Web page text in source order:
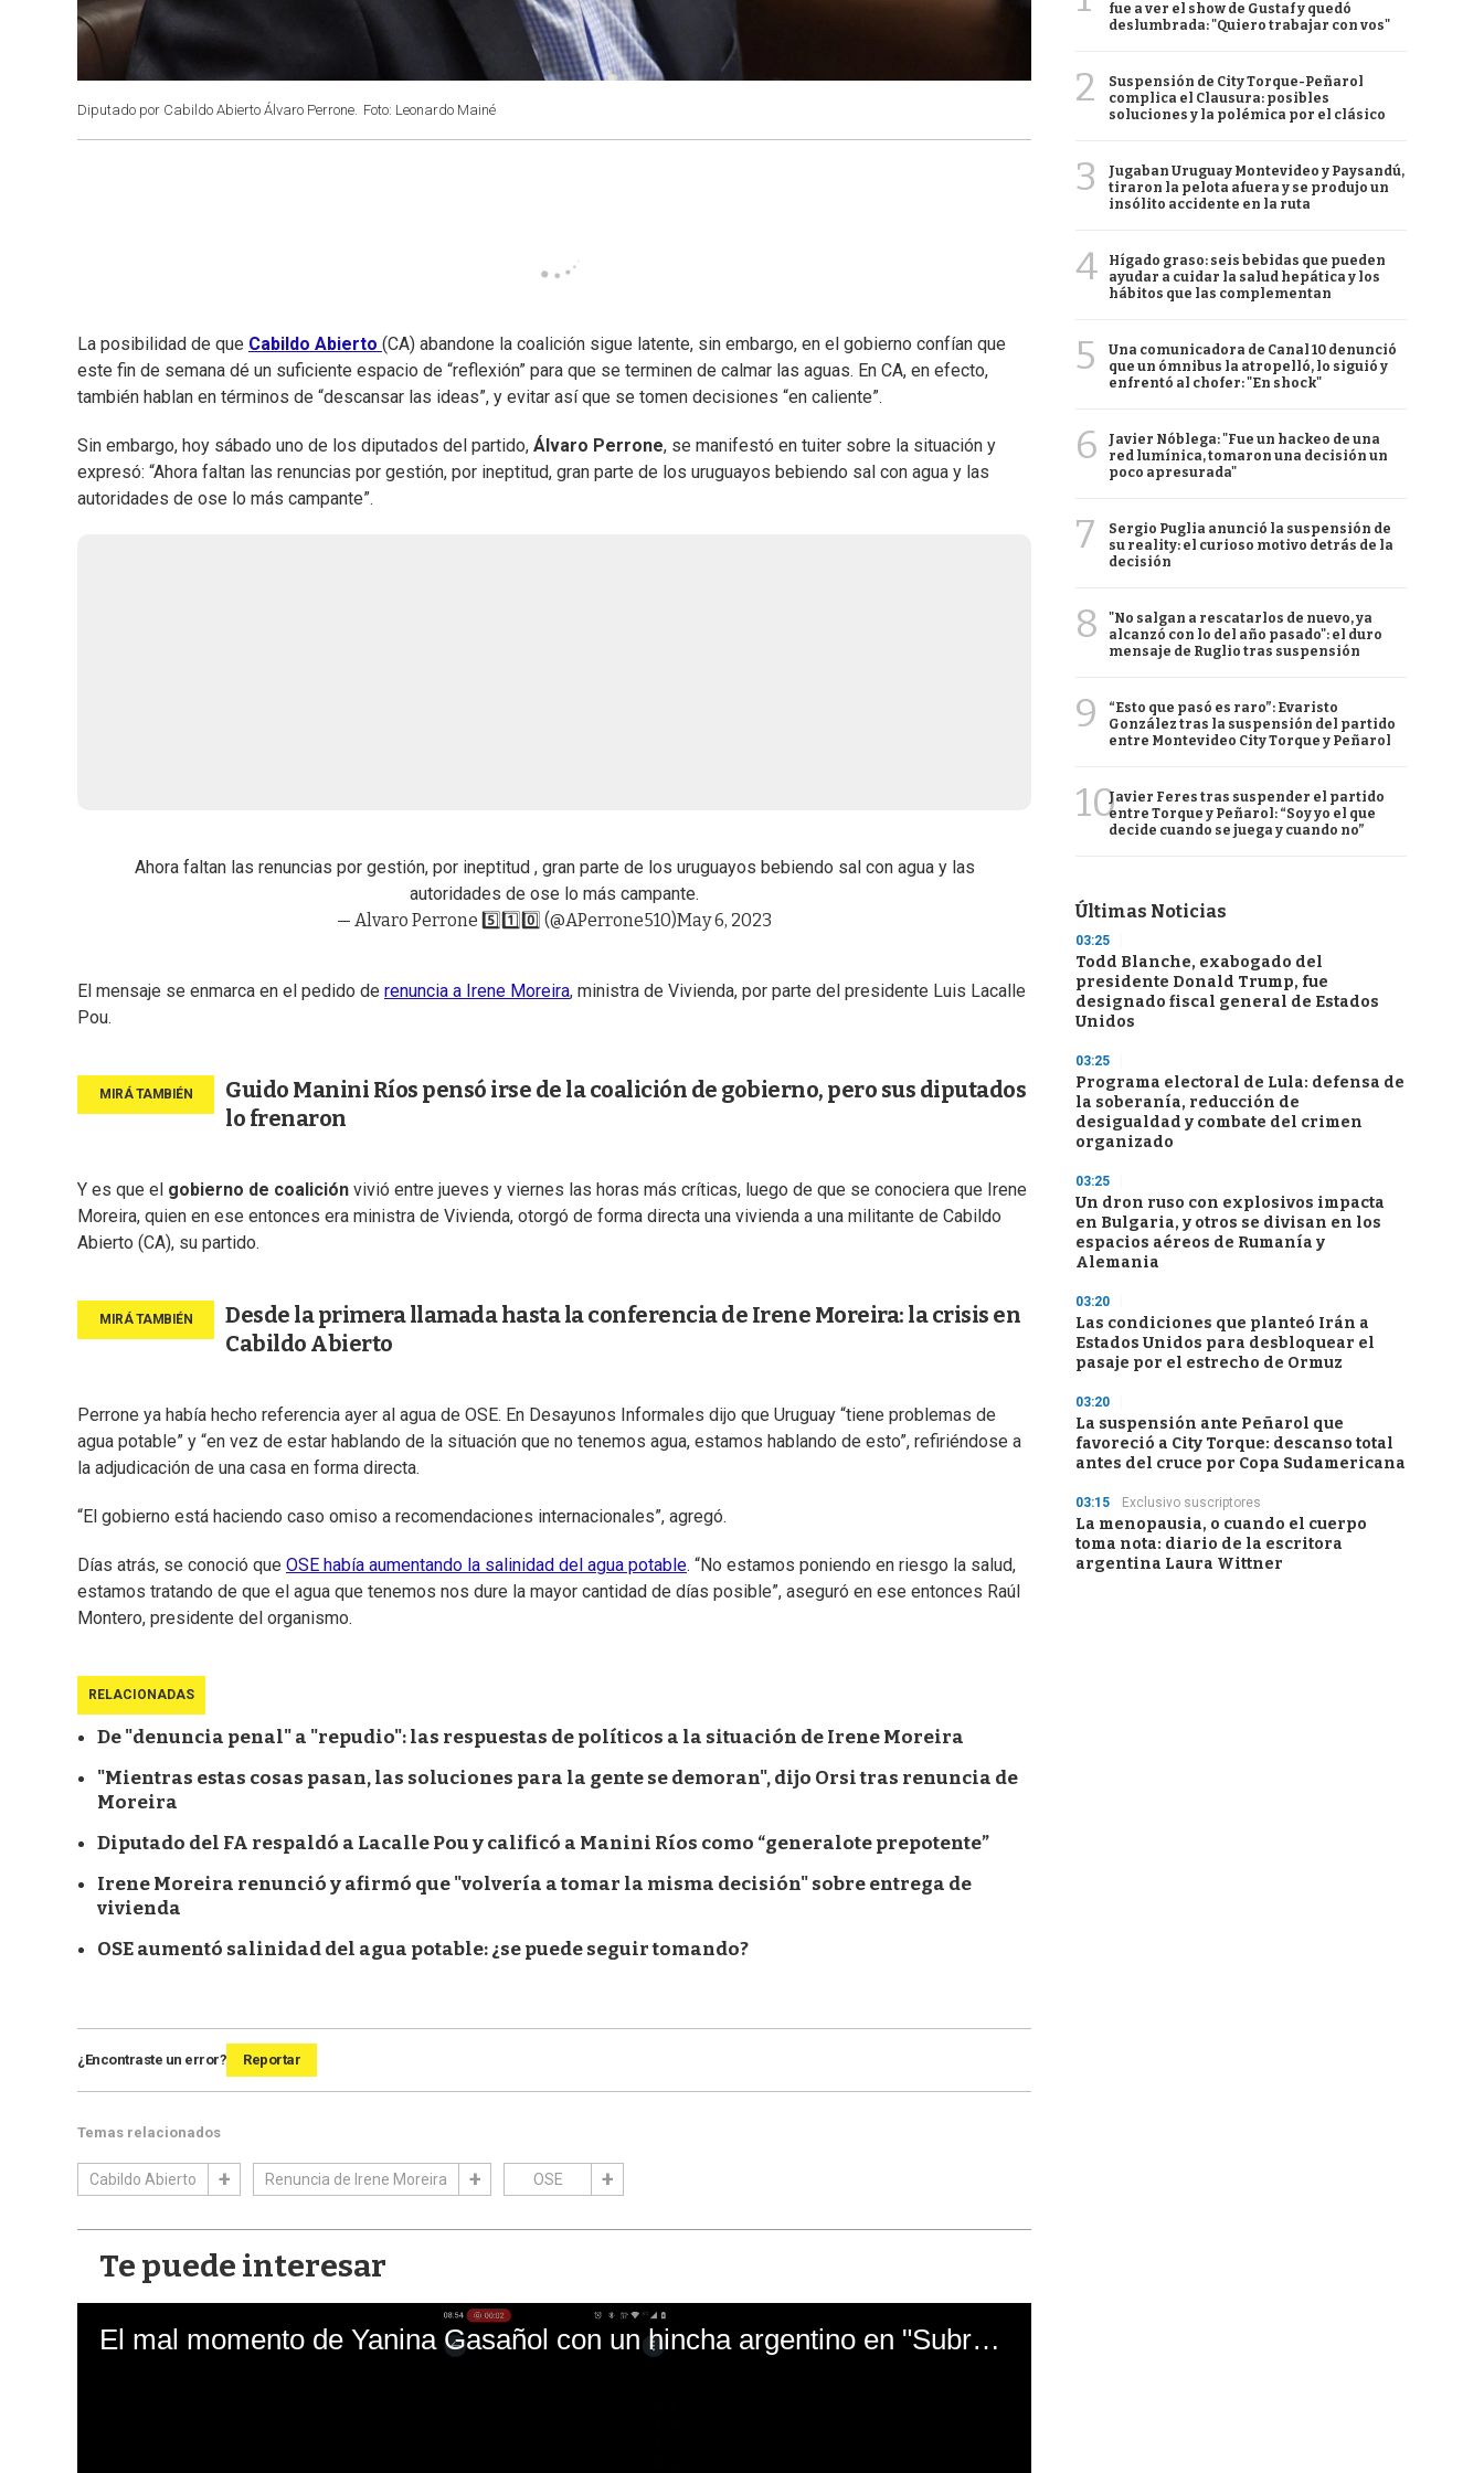
Diputado por Cabildo Abierto Álvaro Perrone. Foto: Leonardo Mainé
La posibilidad de que Cabildo Abierto (CA) abandone la coalición sigue latente, sin embargo, en el gobierno confían que
este fin de semana dé un suficiente espacio de “reflexión” para que se terminen de calmar las aguas. En CA, en efecto,
también hablan en términos de “descansar las ideas”, y evitar así que se tomen decisiones “en caliente”.
Sin embargo, hoy sábado uno de los diputados del partido, Álvaro Perrone, se manifestó en tuiter sobre la situación y
expresó: “Ahora faltan las renuncias por gestión, por ineptitud, gran parte de los uruguayos bebiendo sal con agua y las
autoridades de ose lo más campante”.
Ahora faltan las renuncias por gestión, por ineptitud , gran parte de los uruguayos bebiendo sal con agua y las
autoridades de ose lo más campante.
— Alvaro Perrone 5️⃣1️⃣0️⃣ (@APerrone510)May 6, 2023
El mensaje se enmarca en el pedido de renuncia a Irene Moreira, ministra de Vivienda, por parte del presidente Luis Lacalle
Pou.
Guido Manini Ríos pensó irse de la coalición de gobierno, pero sus diputados
lo frenaron
Y es que el gobierno de coalición vivió entre jueves y viernes las horas más críticas, luego de que se conociera que Irene
Moreira, quien en ese entonces era ministra de Vivienda, otorgó de forma directa una vivienda a una militante de Cabildo
Abierto (CA), su partido.
Desde la primera llamada hasta la conferencia de Irene Moreira: la crisis en
Cabildo Abierto
Perrone ya había hecho referencia ayer al agua de OSE. En Desayunos Informales dijo que Uruguay “tiene problemas de
agua potable” y “en vez de estar hablando de la situación que no tenemos agua, estamos hablando de esto”, refiriéndose a
la adjudicación de una casa en forma directa.
“El gobierno está haciendo caso omiso a recomendaciones internacionales”, agregó.
Días atrás, se conoció que OSE había aumentando la salinidad del agua potable. “No estamos poniendo en riesgo la salud,
estamos tratando de que el agua que tenemos nos dure la mayor cantidad de días posible”, aseguró en ese entonces Raúl
Montero, presidente del organismo.
RELACIONADAS
De "denuncia penal" a "repudio": las respuestas de políticos a la situación de Irene Moreira
"Mientras estas cosas pasan, las soluciones para la gente se demoran", dijo Orsi tras renuncia de
Moreira
Diputado del FA respaldó a Lacalle Pou y calificó a Manini Ríos como “generalote prepotente”
Irene Moreira renunció y afirmó que "volvería a tomar la misma decisión" sobre entrega de
vivienda
OSE aumentó salinidad del agua potable: ¿se puede seguir tomando?
¿Encontraste un error? Reportar
Temas relacionados
Cabildo Abierto Renuncia de Irene Moreira OSE
Te puede interesar
El mal momento de Yanina Gasañol con un hincha argentino en "Subrayado"
fue a ver el show de Gustaf y quedó
deslumbrada: "Quiero trabajar con vos"
2
Suspensión de City Torque-Peñarol
complica el Clausura: posibles
soluciones y la polémica por el clásico
3
Jugaban Uruguay Montevideo y Paysandú,
tiraron la pelota afuera y se produjo un
insólito accidente en la ruta
4
Hígado graso: seis bebidas que pueden
ayudar a cuidar la salud hepática y los
hábitos que las complementan
5
Una comunicadora de Canal 10 denunció
que un ómnibus la atropelló, lo siguió y
enfrentó al chofer: "En shock"
6
Javier Nóblega: "Fue un hackeo de una
red lumínica, tomaron una decisión un
poco apresurada"
7
Sergio Puglia anunció la suspensión de
su reality: el curioso motivo detrás de la
decisión
8
"No salgan a rescatarlos de nuevo, ya
alcanzó con lo del año pasado": el duro
mensaje de Ruglio tras suspensión
9
“Esto que pasó es raro”: Evaristo
González tras la suspensión del partido
entre Montevideo City Torque y Peñarol
10Javier Feres tras suspender el partido
entre Torque y Peñarol: “Soy yo el que
decide cuando se juega y cuando no”
Últimas Noticias
03:25
Todd Blanche, exabogado del
presidente Donald Trump, fue
designado fiscal general de Estados
Unidos
03:25
Programa electoral de Lula: defensa de
la soberanía, reducción de
desigualdad y combate del crimen
organizado
03:25
Un dron ruso con explosivos impacta
en Bulgaria, y otros se divisan en los
espacios aéreos de Rumanía y
Alemania
03:20
Las condiciones que planteó Irán a
Estados Unidos para desbloquear el
pasaje por el estrecho de Ormuz
03:20
La suspensión ante Peñarol que
favoreció a City Torque: descanso total
antes del cruce por Copa Sudamericana
03:15 Exclusivo suscriptores
La menopausia, o cuando el cuerpo
toma nota: diario de la escritora
argentina Laura Wittner